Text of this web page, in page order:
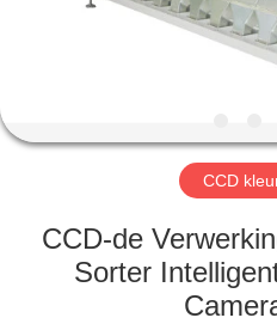
ONGEVEER
FABRIEKSREIS
CONTACTEER
CCD
CCD-de
Sorter